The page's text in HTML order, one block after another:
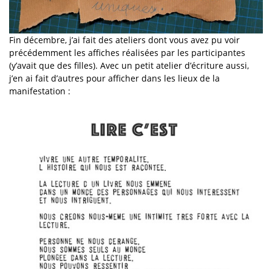
Fin décembre, j’ai fait des ateliers dont vous avez pu voir
précédemment les affiches réalisées par les participantes
(y’avait que des filles). Avec un petit atelier d’écriture aussi,
j’en ai fait d’autres pour afficher dans les lieux de la
manifestation :